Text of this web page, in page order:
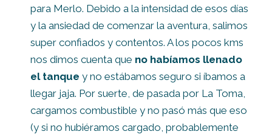
para Merlo. Debido a la intensidad de esos días
y la ansiedad de comenzar la aventura, salimos
super confiados y contentos. A los pocos kms
nos dimos cuenta que no habíamos llenado
el tanque y no estábamos seguro si íbamos a
llegar jaja. Por suerte, de pasada por La Toma,
cargamos combustible y no pasó más que eso
(y si no hubiéramos cargado, probablemente